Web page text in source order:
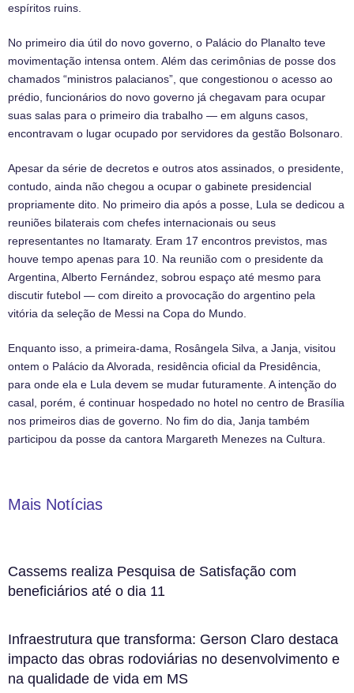
espíritos ruins.
No primeiro dia útil do novo governo, o Palácio do Planalto teve
movimentação intensa ontem. Além das cerimônias de posse dos
chamados “ministros palacianos”, que congestionou o acesso ao
prédio, funcionários do novo governo já chegavam para ocupar
suas salas para o primeiro dia trabalho — em alguns casos,
encontravam o lugar ocupado por servidores da gestão Bolsonaro.
Apesar da série de decretos e outros atos assinados, o presidente,
contudo, ainda não chegou a ocupar o gabinete presidencial
propriamente dito. No primeiro dia após a posse, Lula se dedicou a
reuniões bilaterais com chefes internacionais ou seus
representantes no Itamaraty. Eram 17 encontros previstos, mas
houve tempo apenas para 10. Na reunião com o presidente da
Argentina, Alberto Fernández, sobrou espaço até mesmo para
discutir futebol — com direito a provocação do argentino pela
vitória da seleção de Messi na Copa do Mundo.
Enquanto isso, a primeira-dama, Rosângela Silva, a Janja, visitou
ontem o Palácio da Alvorada, residência oficial da Presidência,
para onde ela e Lula devem se mudar futuramente. A intenção do
casal, porém, é continuar hospedado no hotel no centro de Brasília
nos primeiros dias de governo. No fim do dia, Janja também
participou da posse da cantora Margareth Menezes na Cultura.
Mais Notícias
Cassems realiza Pesquisa de Satisfação com
beneficiários até o dia 11
Infraestrutura que transforma: Gerson Claro destaca
impacto das obras rodoviárias no desenvolvimento e
na qualidade de vida em MS